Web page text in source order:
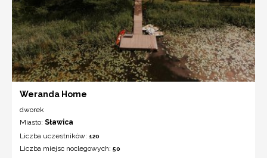
Weranda Home
dworek
Miasto: Sławica
Liczba uczestników: 120
Liczba miejsc noclegowych: 50